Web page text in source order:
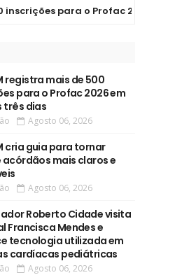
para o Profac 2026 em apenas
registra mais de 500
para o Profac 2026 em
três dias
Agosto 06, 2026
cria guia para tornar
acórdãos mais claros e
Agosto 06, 2026
Roberto Cidade visita
Francisca Mendes e
tecnologia utilizada em
cardíacas pediátricas
Agosto 06, 2026